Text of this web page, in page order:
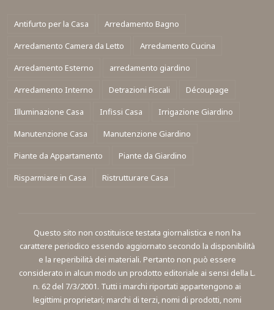
Antifurto per la Casa
Arredamento Bagno
Arredamento Camera da Letto
Arredamento Cucina
Arredamento Esterno
arredamento giardino
Arredamento Interno
Detrazioni Fiscali
Découpage
Illuminazione Casa
Infissi Casa
Irrigazione Giardino
Manutenzione Casa
Manutenzione Giardino
Piante da Appartamento
Piante da Giardino
Risparmiare in Casa
Ristrutturare Casa
Questo sito non costituisce testata giornalistica e non ha
carattere periodico essendo aggiornato secondo la disponibilità
e la reperibilità dei materiali. Pertanto non può essere
considerato in alcun modo un prodotto editoriale ai sensi della L.
n. 62 del 7/3/2001. Tutti i marchi riportati appartengono ai
legittimi proprietari; marchi di terzi, nomi di prodotti, nomi